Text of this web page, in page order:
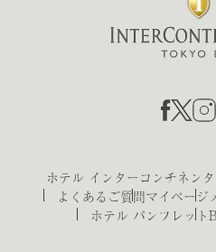
ホテル インターコンチネン
よくあるご質問マイページ
ホテル パンフレット